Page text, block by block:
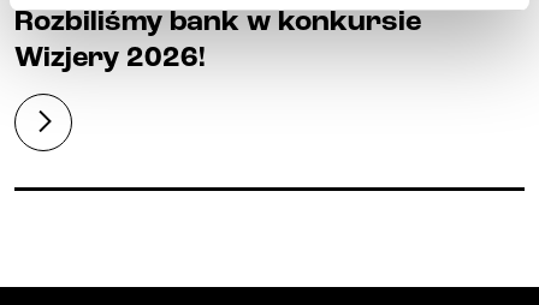
Rozbiliśmy bank w konkursie
Wizjery 2026!